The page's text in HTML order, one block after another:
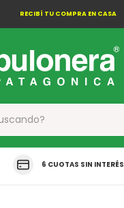
RECIBÍ TU COMPRA EN CASA
6 CUOTAS SIN INTERÉS